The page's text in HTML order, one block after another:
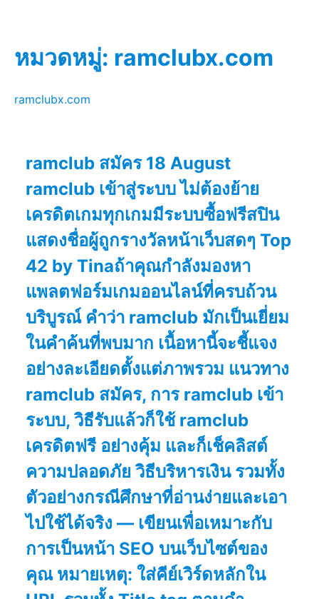
หมวดหมู่: ramclubx.com
ramclubx.com
ramclub สมัคร 18 August
ramclub เข้าสู่ระบบ ไม่ต้องย้าย
เครดิตเกมทุกเกมมีระบบซื้อฟรีสปิน
แสดงชื่อผู้ถูกรางวัลหน้าเว็บสดๆ Top
42 by Tinaถ้าคุณกำลังมองหา
แพลตฟอร์มเกมออนไลน์ที่ครบถ้วน
บริบูรณ์ คำว่า ramclub มักเป็นเยี่ยม
ในคำค้นที่พบมาก เนื้อหานี้จะชี้แจง
อย่างละเอียดตั้งแต่ภาพรวม แนวทาง
ramclub สมัคร, การ ramclub เข้า
ระบบ, วิธีรับแล้วก็ใช้ ramclub
เครดิตฟรี อย่างคุ้ม และก็เช็คลิสต์
ความปลอดภัย วิธีบริหารเงิน รวมทั้ง
ตัวอย่างกรณีศึกษาที่อ่านง่ายและเอา
ไปใช้ได้จริง — เขียนเพื่อเหมาะกับ
การเป็นหน้า SEO บนเว็บไซต์ของ
คุณ หมายเหตุ: ใส่คีย์เวิร์ดหลักใน